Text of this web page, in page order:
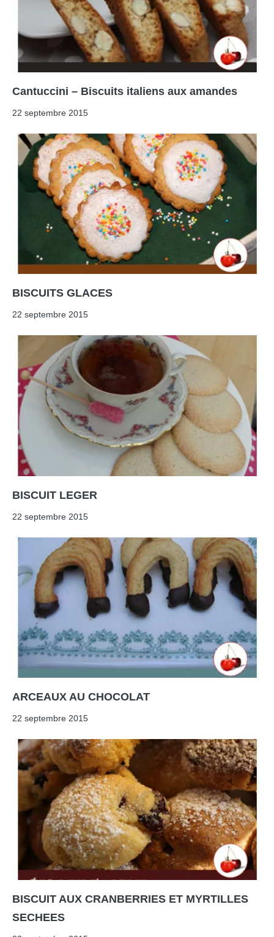
Cantuccini – Biscuits italiens aux amandes
22 septembre 2015
BISCUITS GLACES
22 septembre 2015
BISCUIT LEGER
22 septembre 2015
ARCEAUX AU CHOCOLAT
22 septembre 2015
BISCUIT AUX CRANBERRIES ET MYRTILLES
SECHEES